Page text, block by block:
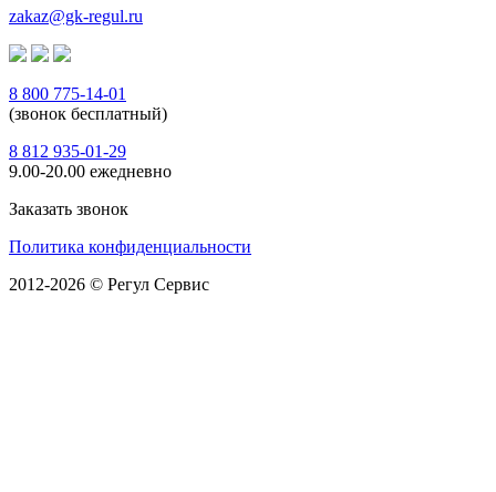
zakaz@gk-regul.ru
8 800 775-14-01
(звонок бесплатный)
8 812 935-01-29
9.00-20.00 ежедневно
Заказать звонок
Политика конфиденциальности
2012-2026 © Регул Сервис